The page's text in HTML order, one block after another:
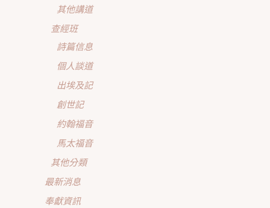
其他講道
查經班
詩篇信息
個人談道
出埃及記
創世記
約翰福音
馬太福音
其他分類
最新消息
奉獻資訊